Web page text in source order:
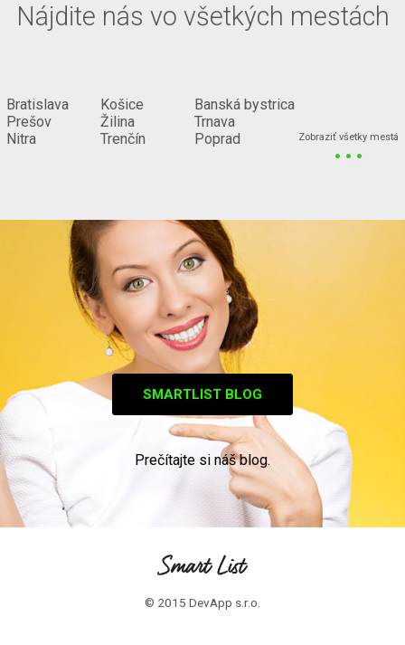
Nájdite nás vo všetkých mestách
Bratislava
Prešov
Nitra
Košice
Žilina
Trenčín
Banská bystrica
Trnava
Poprad
Zobraziť všetky mestá
...
SMARTLIST BLOG
Prečítajte si náš blog.
© 2015 DevApp s.r.o.